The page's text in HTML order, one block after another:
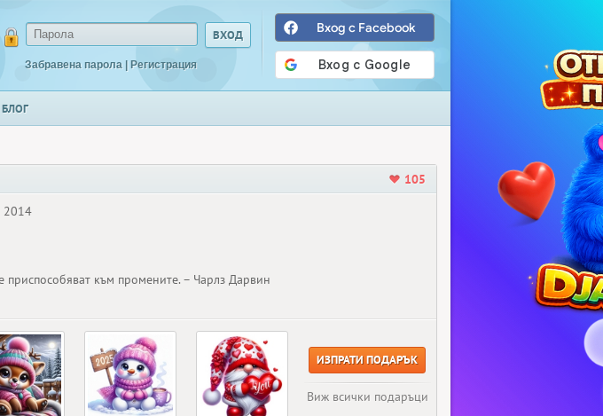
Забравена парола | Регистрация
Вход с Facebook
БЛОГ
105
2014
приспособяват към промените. – Чарлз Дарвин
ИЗПРАТИ ПОДАРЪК
Виж всички подаръци